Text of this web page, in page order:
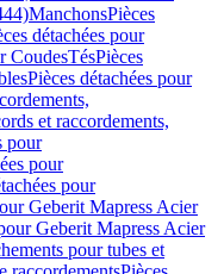
ManchonsPièces
détachées pour
CoudesTésPièces
Pièces détachées pour
et raccordements,
pour
pour
pour
Geberit Mapress Acier
Geberit Mapress Acier
pour tubes et